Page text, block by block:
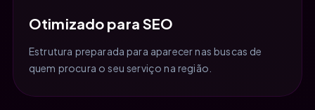
Otimizado para SEO
Estrutura preparada para aparecer nas buscas de
quem procura o seu serviço na região.